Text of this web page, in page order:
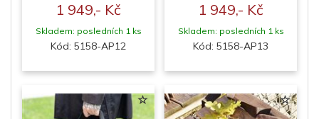
1 949,- Kč
Skladem: posledních 1 ks
Kód: 5158-AP12
1 949,- Kč
Skladem: posledních 1 ks
Kód: 5158-AP13